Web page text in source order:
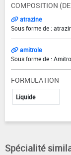
COMPOSITION
atrazine
Sous forme de :
amitrole
Sous forme de :
FORMULATION
Liquide
Spécialité